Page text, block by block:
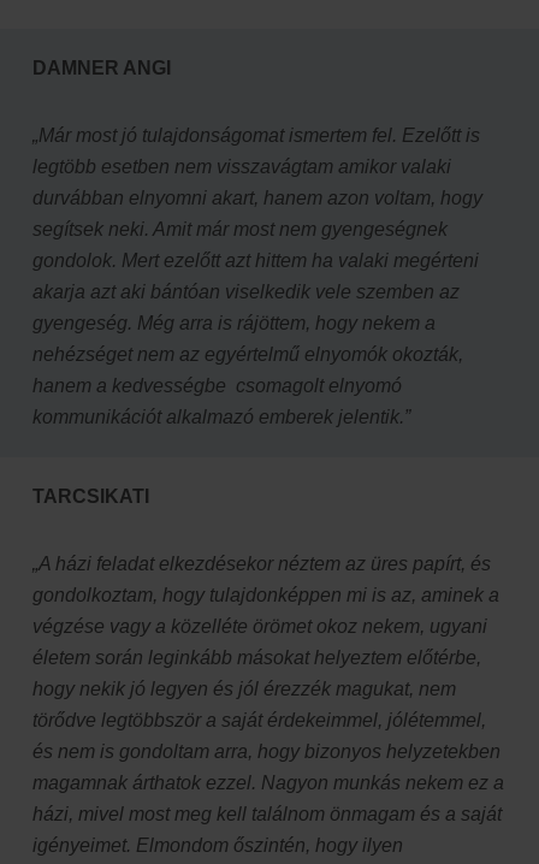
DAMNER ANGI
„Már most jó tulajdonságomat ismertem fel. Ezelőtt is
legtöbb esetben nem visszavágtam amikor valaki
durvábban elnyomni akart, hanem azon voltam, hogy
segítsek neki. Amit már most nem gyengeségnek
gondolok. Mert ezelőtt azt hittem ha valaki megérteni
akarja azt aki bántóan viselkedik vele szemben az
gyengeség. Még arra is rájöttem, hogy nekem a
nehézséget nem az egyértelmű elnyomók okozták,
hanem a kedvességbe csomagolt elnyomó
kommunikációt alkalmazó emberek jelentik.”
TARCSIKATI
„A házi feladat elkezdésekor néztem az üres papírt, és
gondolkoztam, hogy tulajdonképpen mi is az, aminek a
végzése vagy a közelléte örömet okoz nekem, ugyani
életem során leginkább másokat helyeztem előtérbe,
hogy nekik jó legyen és jól érezzék magukat, nem
törődve legtöbbször a saját érdekeimmel, jólétemmel,
és nem is gondoltam arra, hogy bizonyos helyzetekben
magamnak árthatok ezzel. Nagyon munkás nekem ez a
házi, mivel most meg kell találnom önmagam és a saját
igényeimet. Elmondom őszintén, hogy ilyen